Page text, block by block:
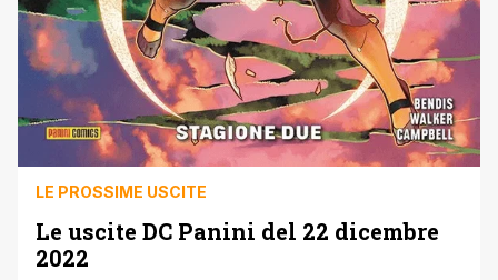
LE PROSSIME USCITE
Le uscite DC Panini del 22 dicembre
2022